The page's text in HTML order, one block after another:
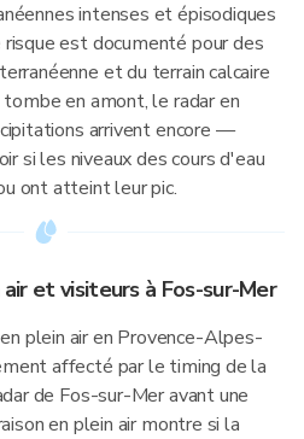
intenses et épisodiques
est documenté pour des
et du terrain calcaire
en amont, le radar en
arrivent encore —
si les niveaux des cours d'eau
ont atteint leur pic.
et visiteurs à Fos-sur-Mer
plein air en Provence-Alpes-
affecté par le timing de la
de Fos-sur-Mer avant une
en plein air montre si la